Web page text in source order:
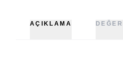
AÇIKLAMA